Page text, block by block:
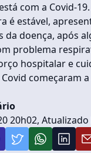
com a Covid-
é estável,
da doença, após
problema
hospitalar e
começaram
20h02, Atualizado